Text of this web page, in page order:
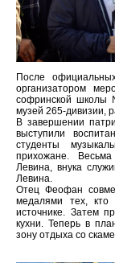
После
организатором
софринской школы
музей 265-дивизии,
В завершении
выступили
студенты
прихожане.
Левина, внука
Левина.
Отец Феофан
медалями тех, кто
источнике. Затем
кухни. Теперь в
зону отдыха со